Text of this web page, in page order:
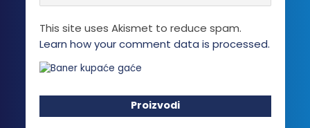
na
stranici
This site uses Akismet to reduce spam.
Learn how your comment data is processed.
Proizvodi